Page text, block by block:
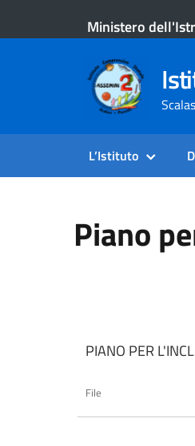
Ministero
L’Istituto
Piano
PIANO PER
File